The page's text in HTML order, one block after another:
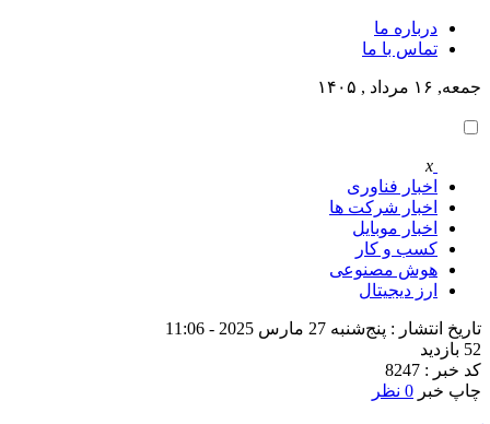
درباره ما
تماس با ما
جمعه, ۱۶ مرداد , ۱۴۰۵
x
اخبار فناوری
اخبار شرکت ها
اخبار موبایل
کسب و کار
هوش مصنوعی
ارز دیجیتال
تاریخ انتشار : پنج‌شنبه 27 مارس 2025 - 11:06
52 بازدید
کد خبر : 8247
چاپ خبر 0 نظر